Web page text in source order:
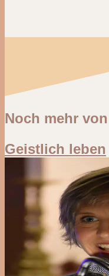
Noch mehr
Geistlich leben